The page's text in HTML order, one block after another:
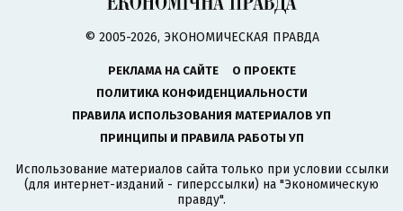
© 2005-2026, ЭКОНОМИЧЕСКАЯ ПРАВДА
РЕКЛАМА НА САЙТЕ
О ПРОЕКТЕ
ПОЛИТИКА КОНФИДЕНЦИАЛЬНОСТИ
ПРАВИЛА ИСПОЛЬЗОВАНИЯ МАТЕРИАЛОВ УП
ПРИНЦИПЫ И ПРАВИЛА РАБОТЫ УП
Использование материалов сайта только при условии ссылки
(для интернет-изданий - гиперссылки) на "Экономическую
правду".